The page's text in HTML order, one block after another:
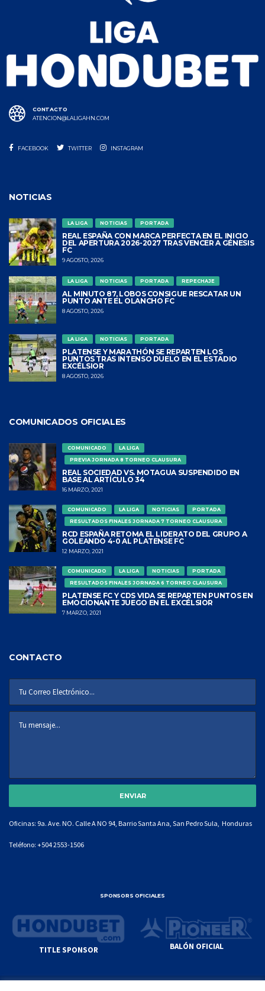
CONTACTO
ATENCION@LALIGAHN.COM
FACEBOOK TWITTER INSTAGRAM
NOTICIAS
LA LIGA NOTICIAS PORTADA
REAL ESPAÑA CON MARCA PERFECTA EN EL INICIO
DEL APERTURA 2026-2027 TRAS VENCER A GÉNESIS
FC
9 AGOSTO, 2026
LA LIGA NOTICIAS PORTADA REPECHAJE
AL MINUTO 87, LOBOS CONSIGUE RESCATAR UN
PUNTO ANTE EL OLANCHO FC
8 AGOSTO, 2026
LA LIGA NOTICIAS PORTADA
PLATENSE Y MARATHÓN SE REPARTEN LOS
PUNTOS TRAS INTENSO DUELO EN EL ESTADIO
EXCÉLSIOR
8 AGOSTO, 2026
COMUNICADOS OFICIALES
COMUNICADO
LA LIGA
PREVIA JORNADA 8 TORNEO CLAUSURA
REAL SOCIEDAD VS. MOTAGUA SUSPENDIDO EN
BASE AL ARTÍCULO 34
16 MARZO, 2021
COMUNICADO LA LIGA NOTICIAS
PORTADA
RESULTADOS FINALES JORNADA 7 TORNEO CLAUSURA
RCD ESPAÑA RETOMA EL LIDERATO DEL GRUPO A
GOLEANDO 4-0 AL PLATENSE FC
12 MARZO, 2021
COMUNICADO LA LIGA NOTICIAS
PORTADA
RESULTADOS FINALES JORNADA 6 TORNEO CLAUSURA
PLATENSE FC Y CDS VIDA SE REPARTEN PUNTOS EN
EMOCIONANTE JUEGO EN EL EXCÉLSIOR
7 MARZO, 2021
CONTACTO
Oficinas: 9a. Ave. NO. Calle A NO 94, Barrio Santa Ana, San Pedro Sula, Honduras
Teléfono: +504 2553-1506
SPONSORS OFICIALES
TITLE SPONSOR BALÓN OFICIAL